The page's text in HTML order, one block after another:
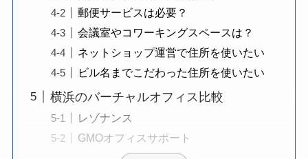
郵便サービスは必要？
会議室やコワーキングスペースは？
ネットショップ運営で住所を使いたい
ビル名までこだわった住所を使いたい
横浜のバーチャルオフィス比較
レゾナンス
GMOオフィスサポート